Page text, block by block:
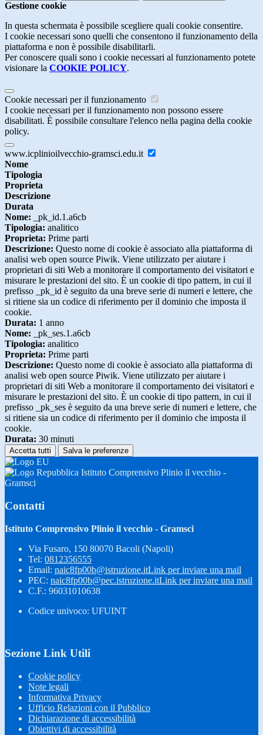
Gestione cookie
In questa schermata è possibile scegliere quali cookie consentire.
I cookie necessari sono quelli che consentono il funzionamento della
piattaforma e non è possibile disabilitarli.
Per conoscere quali sono i cookie necessari al funzionamento potete
visionare la COOKIE POLICY.
Cookie necessari per il funzionamento
I cookie necessari per il funzionamento non possono essere
disabilitati. È possibile consultare l'elenco nella pagina della cookie
policy.
www.icplinioilvecchio-gramsci.edu.it
Nome
Tipologia
Proprieta
Descrizione
Durata
Nome: _pk_id.1.a6cb
Tipologia: analitico
Proprieta: Prime parti
Descrizione: Questo nome di cookie è associato alla piattaforma di
analisi web open source Piwik. Viene utilizzato per aiutare i
proprietari di siti Web a monitorare il comportamento dei visitatori e
misurare le prestazioni del sito. È un cookie di tipo pattern, in cui il
prefisso _pk_id è seguito da una breve serie di numeri e lettere, che
si ritiene sia un codice di riferimento per il dominio che imposta il
cookie.
Durata: 1 anno
Nome: _pk_ses.1.a6cb
Tipologia: analitico
Proprieta: Prime parti
Descrizione: Questo nome di cookie è associato alla piattaforma di
analisi web open source Piwik. Viene utilizzato per aiutare i
proprietari di siti Web a monitorare il comportamento dei visitatori e
misurare le prestazioni del sito. È un cookie di tipo pattern, in cui il
prefisso _pk_ses è seguito da una breve serie di numeri e lettere, che
si ritiene sia un codice di riferimento per il dominio che imposta il
cookie.
Durata: 30 minuti
Accetta tutti Salva le preferenze
Istituto Comprensivo Plinio il vecchio -
Gramsci
Contatti
Istituto Comprensivo Plinio il vecchio - Gramsci
Via Fusaro, 150 80070 Bacoli (Napoli)
Tel: 0812356555
Email: naic8fp00b@istruzione.itLink per inviare una mail
PEC: naic8fp00b@pec.istruzione.itLink per inviare una mail
C.F.: 96031010638
Codice univoco: UFUINT
Sezione Link Utili
Cookie policy
Note legali
Informativa Privacy
Ufficio Relazioni con il Pubblico
Dichiarazione di accessibilità
Obiettivi di accessibilità